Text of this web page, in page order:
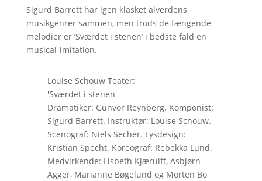
Sigurd Barrett har igen klasket alverdens
musikgenrer sammen, men trods de fængende
melodier er ’Sværdet i stenen’ i bedste fald en
musical-imitation.
Louise Schouw Teater:
'Sværdet i stenen'
Dramatiker: Gunvor Reynberg. Komponist:
Sigurd Barrett. Instruktør: Louise Schouw.
Scenograf: Niels Secher. Lysdesign:
Kristian Specht. Koreograf: Rebekka Lund.
Medvirkende: Lisbeth Kjærulff, Asbjørn
Agger, Marianne Bøgelund og Morten Bo